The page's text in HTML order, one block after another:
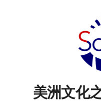
美洲文化